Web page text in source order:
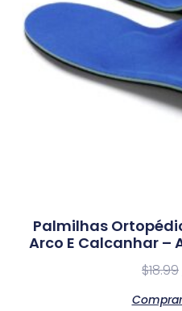
Palmilhas
Arco E Calcanhar –
$18.99